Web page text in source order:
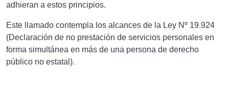
adhieran a estos principios.
Este llamado contempla los alcances de la Ley Nº 19.924
(Declaración de no prestación de servicios personales en
forma simultánea en más de una persona de derecho
público no estatal).